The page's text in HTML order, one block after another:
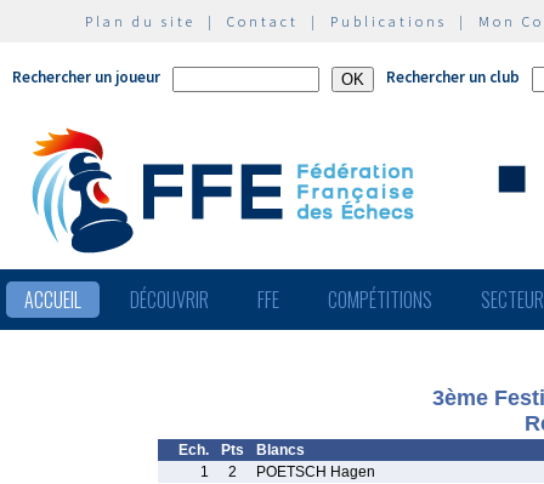
Plan du site | Contact | Publications | Mon
Rechercher un joueur Rechercher un club
ACCUEIL DÉCOUVRIR FFE COMPÉTITIONS
3ème
Ech. Pts
Blancs
1
2
POETSCH Hagen